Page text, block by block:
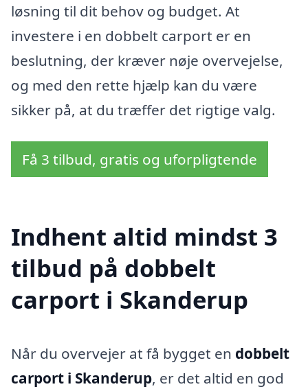
løsning til dit behov og budget. At
investere i en dobbelt carport er en
beslutning, der kræver nøje overvejelse,
og med den rette hjælp kan du være
sikker på, at du træffer det rigtige valg.
Få 3 tilbud, gratis og uforpligtende
Indhent altid mindst 3
tilbud på dobbelt
carport i Skanderup
Når du overvejer at få bygget en dobbelt
carport i Skanderup, er det altid en god